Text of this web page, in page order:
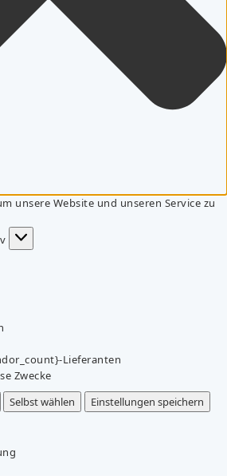
unsere Website und unseren Service zu
Lieferanten
Zwecke
Selbst wählen
Einstellungen speichern